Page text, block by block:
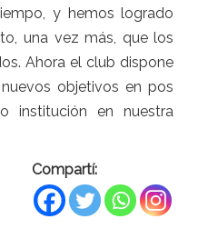
y hemos logrado
una vez más, que los
Ahora el club dispone
objetivos en pos
institución en nuestra
Compartí: